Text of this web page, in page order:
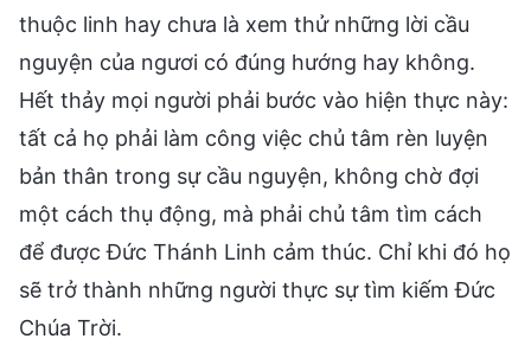
thuộc linh hay chưa là xem thử những lời cầu
nguyện của ngươi có đúng hướng hay không.
Hết thảy mọi người phải bước vào hiện thực này:
tất cả họ phải làm công việc chủ tâm rèn luyện
bản thân trong sự cầu nguyện, không chờ đợi
một cách thụ động, mà phải chủ tâm tìm cách
để được Đức Thánh Linh cảm thúc. Chỉ khi đó họ
sẽ trở thành những người thực sự tìm kiếm Đức
Chúa Trời.